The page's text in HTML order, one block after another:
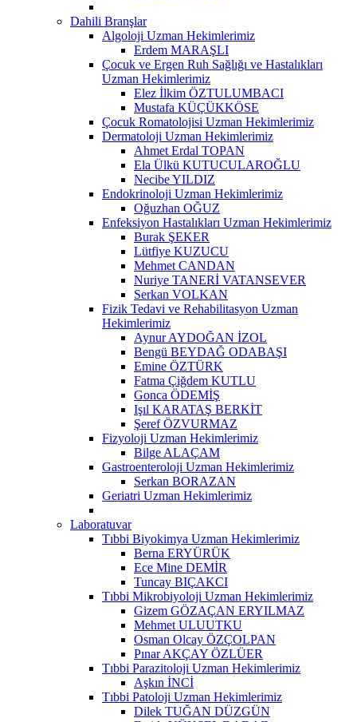
Dahili Branşlar
Algoloji Uzman Hekimlerimiz
Erdem MARAŞLI
Çocuk ve Ergen Ruh Sağlığı ve Hastalıkları
Uzman Hekimlerimiz
Elez İlkim ÖZTULUMBACI
Mustafa KÜÇÜKKÖSE
Çocuk Romatolojisi Uzman Hekimlerimiz
Dermatoloji Uzman Hekimlerimiz
Ahmet Erdal TOPAN
Ela Ülkü KUTUCULAROĞLU
Necibe YILDIZ
Endokrinoloji Uzman Hekimlerimiz
Oğuzhan OĞUZ
Enfeksiyon Hastalıkları Uzman Hekimlerimiz
Burak ŞEKER
Lütfiye KUZUCU
Mehmet CANDAN
Nuriye TANERİ VATANSEVER
Serkan VOLKAN
Fizik Tedavi ve Rehabilitasyon Uzman
Hekimlerimiz
Aynur AYDOĞAN İZOL
Bengü BEYDAĞ ODABAŞI
Emine ÖZTÜRK
Fatma Çiğdem KUTLU
Gonca ÖDEMİŞ
Işıl KARATAŞ BERKİT
Şeref ÖZVURMAZ
Fizyoloji Uzman Hekimlerimiz
Bilge ALAÇAM
Gastroenteroloji Uzman Hekimlerimiz
Serkan BORAZAN
Geriatri Uzman Hekimlerimiz
Laboratuvar
Tıbbi Biyokimya Uzman Hekimlerimiz
Berna ERYÜRÜK
Ece Mine DEMİR
Tuncay BIÇAKCI
Tıbbi Mikrobiyoloji Uzman Hekimlerimiz
Gizem GÖZAÇAN ERYILMAZ
Mehmet ULUUTKU
Osman Olcay ÖZÇOLPAN
Pınar AKÇAY ÖZLÜER
Tıbbi Parazitoloji Uzman Hekimlerimiz
Aşkın İNCİ
Tıbbi Patoloji Uzman Hekimlerimiz
Dilek TUĞAN DÜZGÜN